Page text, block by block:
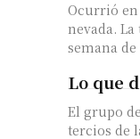
Ocurrió
nevada.
semana
Lo que
El grupo
tercios de